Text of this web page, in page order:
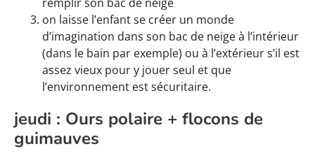
on laisse l’enfant se créer un monde
d’imagination dans son bac de neige à l’intérieur
(dans le bain par exemple) ou à l’extérieur s’il est
assez vieux pour y jouer seul et que
l’environnement est sécuritaire.
jeudi : Ours polaire + flocons de
guimauves